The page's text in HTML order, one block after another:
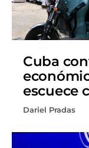
Cuba
escuece
Dariel Pradas